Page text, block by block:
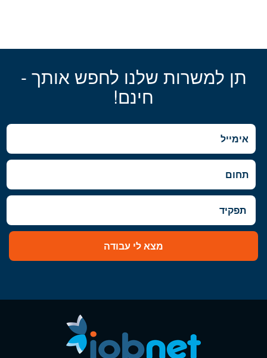
תן למשרות שלנו לחפש אותך -
חינם!
מצא לי עבודה